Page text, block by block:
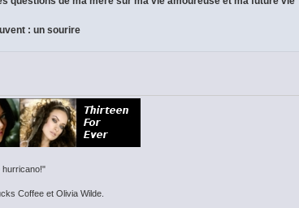
: un sourire
hurricano!"
Coffee et Olivia Wilde.